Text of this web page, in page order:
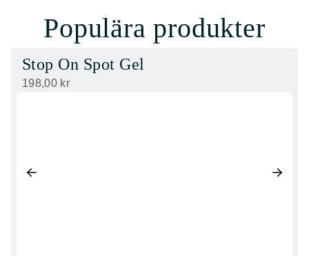
Populära produkter
Stop On Spot Gel
198,00 kr